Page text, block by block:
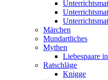
Märchen
Mundartliches
Mythen
Liebespaare
Ratschläge
Knigge